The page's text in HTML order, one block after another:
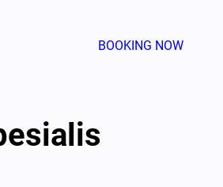
BOOKING NOW